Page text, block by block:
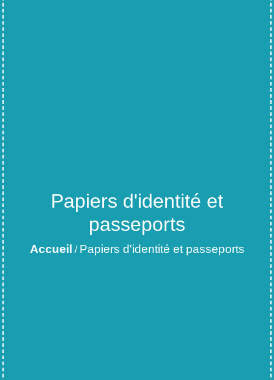
Papiers d'identité et
passeports
Accueil / Papiers d'identité et passeports